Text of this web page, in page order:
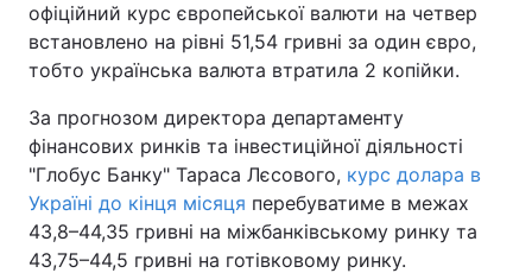
офіційний курс європейської валюти на четвер
встановлено на рівні 51,54 гривні за один євро,
тобто українська валюта втратила 2 копійки.
За прогнозом директора департаменту
фінансових ринків та інвестиційної діяльності
"Глобус Банку" Тараса Лєсового, курс долара в
Україні до кінця місяця перебуватиме в межах
43,8–44,35 гривні на міжбанківському ринку та
43,75–44,5 гривні на готівковому ринку.